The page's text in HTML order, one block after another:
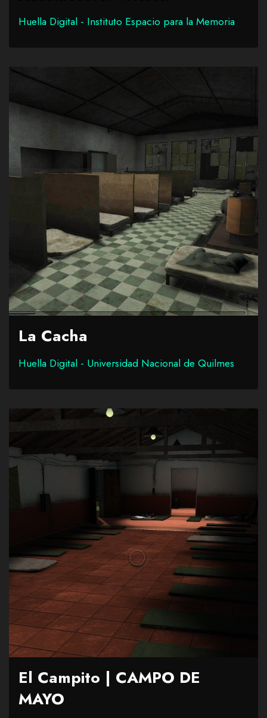
Huella Digital - Instituto Espacio para la Memoria
La Cacha
Huella Digital - Universidad Nacional de Quilmes
El Campito | CAMPO DE
MAYO